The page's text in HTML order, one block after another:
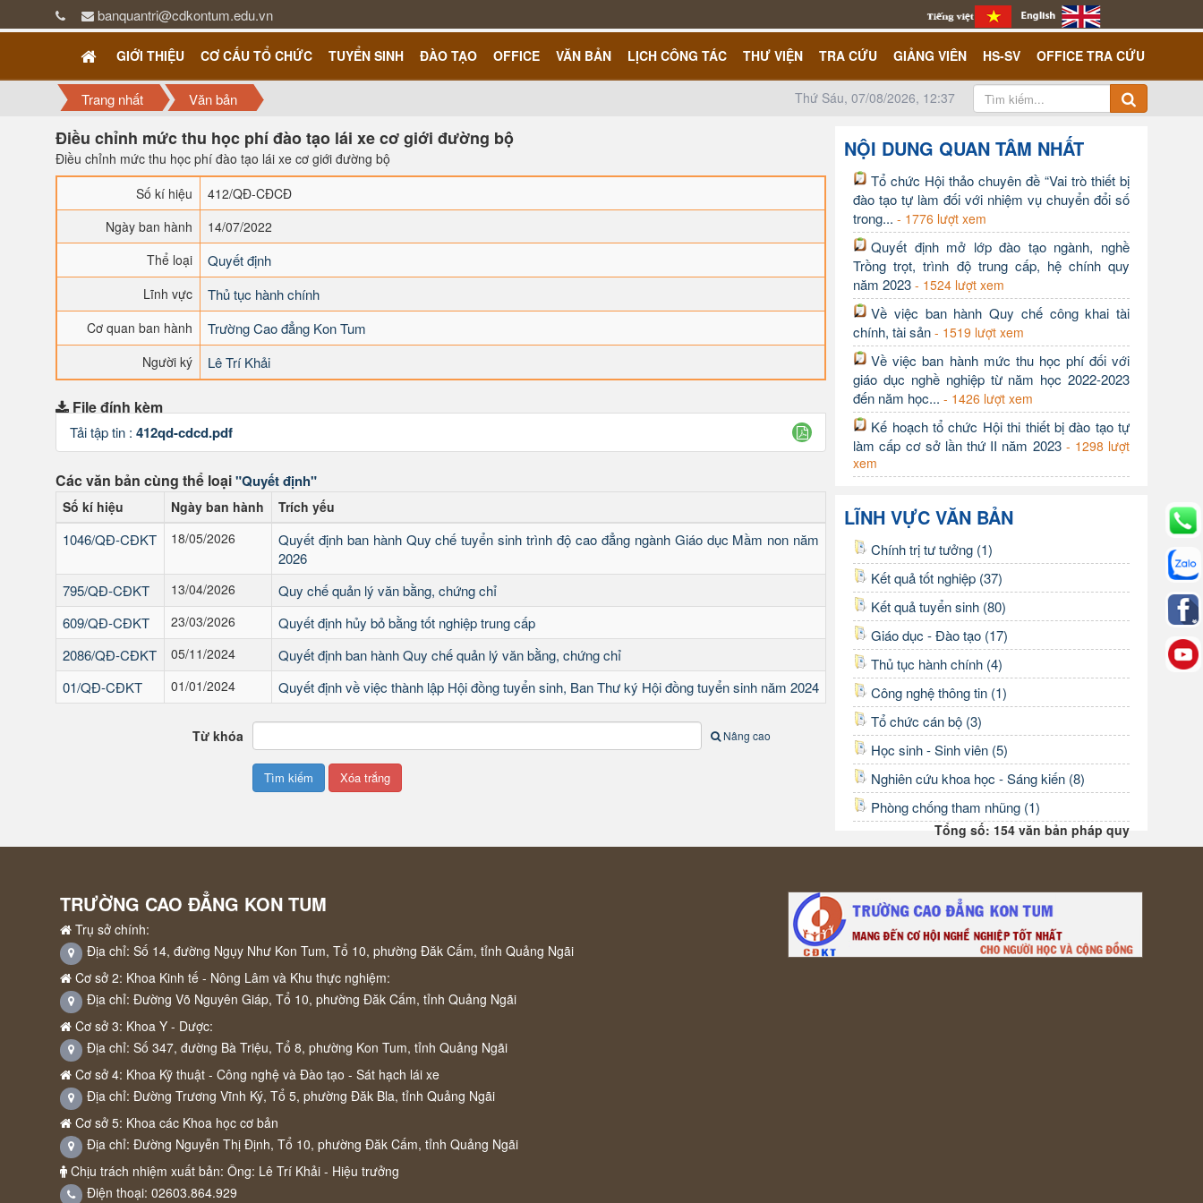
banquantri@cdkontum.edu.vn
GIỚI THIỆU CƠ CẤU TỔ CHỨC TUYỂN SINH ĐÀO TẠO OFFICE VĂN BẢN LỊCH CÔNG TÁC THƯ VIỆN TRA CỨU GIẢNG VIÊN HS-SV OFFICE TRA CỨU
Trang nhất Văn bản Thứ Sáu, 07/08/2026, 12:37
Điều chỉnh mức thu học phí đào tạo lái xe cơ giới đường bộ
Điều chỉnh mức thu học phí đào tạo lái xe cơ giới đường bộ
Số kí hiệu
412/QĐ-CĐCĐ
Ngày ban hành
14/07/2022
Thể loại
Quyết định
Lĩnh vực Thủ tục hành chính
Cơ quan ban hành Trường Cao đẳng Kon Tum
Người ký Lê Trí Khải
File đính kèm
Tải tập tin : 412qd-cdcd.pdf
Các văn bản cùng thể loại"Quyết định"
Số kí hiệu Ngày ban hành Trích yếu
1046/QĐ-CĐKT 18/05/2026
Quyết định ban hành Quy chế tuyển sinh trình độ cao đẳng ngành Giáo dục Mầm non năm
2026
795/QĐ-CĐKT
13/04/2026
Quy chế quản lý văn bằng, chứng chỉ
609/QĐ-CĐKT
23/03/2026
Quyết định hủy bỏ bằng tốt nghiệp trung cấp
2086/QĐ-CĐKT
05/11/2024
Quyết định ban hành Quy chế quản lý văn bằng, chứng chỉ
01/QĐ-CĐKT
01/01/2024 Quyết định về việc thành lập Hội đồng tuyển sinh, Ban Thư ký Hội đồng tuyển sinh năm 2024
Từ khóa Nâng cao
NỘI DUNG QUAN TÂM NHẤT
Tổ chức Hội thảo chuyên đề “Vai trò thiết bị
đào tạo tự làm đối với nhiệm vụ chuyển đổi số
trong... - 1776 lượt xem
Quyết định mở lớp đào tạo ngành, nghề
Trồng trọt, trình độ trung cấp, hệ chính quy
năm 2023 - 1524 lượt xem
Về việc ban hành Quy chế công khai tài
chính, tài sản - 1519 lượt xem
Về việc ban hành mức thu học phí đối với
giáo dục nghề nghiệp từ năm học 2022-2023
đến năm học... - 1426 lượt xem
Kế hoạch tổ chức Hội thi thiết bị đào tạo tự
làm cấp cơ sở lần thứ II năm 2023 - 1298 lượt
xem
LĨNH VỰC VĂN BẢN
Chính trị tư tưởng (1)
Kết quả tốt nghiệp (37)
Kết quả tuyển sinh (80)
Giáo dục - Đào tạo (17)
Thủ tục hành chính (4)
Công nghệ thông tin (1)
Tổ chức cán bộ (3)
Học sinh - Sinh viên (5)
Nghiên cứu khoa học - Sáng kiến (8)
Phòng chống tham nhũng (1)
Tổng số: 154 văn bản pháp quy
TRƯỜNG CAO ĐẲNG KON TUM
Trụ sở chính:
Địa chỉ: Số 14, đường Ngụy Như Kon Tum, Tổ 10, phường Đăk Cấm, tỉnh Quảng Ngãi
Cơ sở 2: Khoa Kinh tế - Nông Lâm và Khu thực nghiệm:
Địa chỉ: Đường Võ Nguyên Giáp, Tổ 10, phường Đăk Cấm, tỉnh Quảng Ngãi
Cơ sở 3: Khoa Y - Dược:
Địa chỉ: Số 347, đường Bà Triệu, Tổ 8, phường Kon Tum, tỉnh Quảng Ngãi
Cơ sở 4: Khoa Kỹ thuật - Công nghệ và Đào tạo - Sát hạch lái xe
Địa chỉ: Đường Trương Vĩnh Ký, Tổ 5, phường Đăk Bla, tỉnh Quảng Ngãi
Cơ sở 5: Khoa các Khoa học cơ bản
Địa chỉ: Đường Nguyễn Thị Định, Tổ 10, phường Đăk Cấm, tỉnh Quảng Ngãi
Chịu trách nhiệm xuất bản: Ông: Lê Trí Khải - Hiệu trưởng
Điện thoại: 02603.864.929